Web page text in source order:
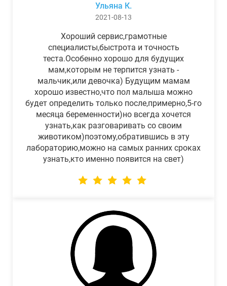
Ульяна К.
2021-08-13
Хороший сервис,грамотные
специалисты,быстрота и точность
теста.Особенно хорошо для будущих
мам,которым не терпится узнать -
мальчик,или девочка) Будущим мамам
хорошо известно,что пол малыша можно
будет определить только после,примерно,5-го
месяца беременности)но всегда хочется
узнать,как разговаривать со своим
животиком)поэтому,обратившись в эту
лабораторию,можно на самых ранних сроках
узнать,кто именно появится на свет)